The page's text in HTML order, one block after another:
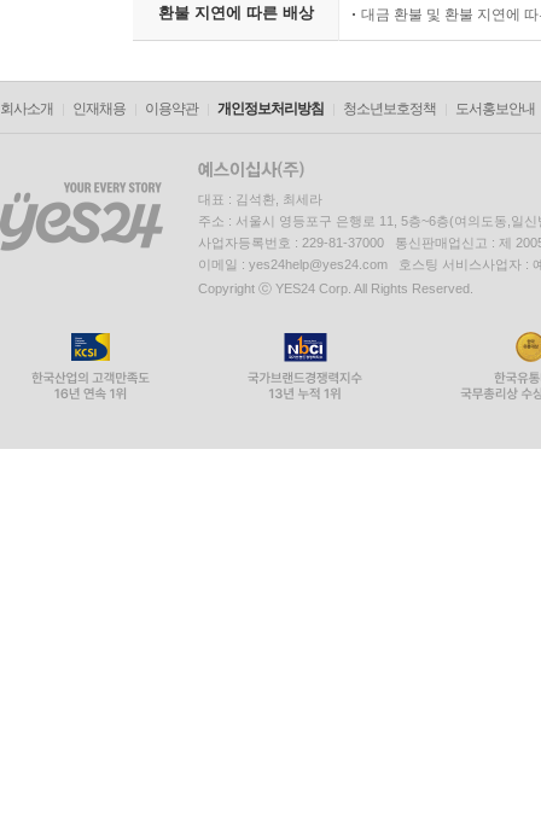
환불 지연에 따른 배상 대금 환불 및 환불 지연에
회사소개 인재채용 이용약관 개인정보처리방침 청소년보호정책 도서홍보안내
대표 : 김석환, 최세라
주소 : 서울시 영등포구 은행로 11, 5층~6층(여의도동,일신
사업자등록번호 : 229-81-37000 통신판매업신고 : 제
이메일 : yes24help@yes24.com 호스팅 서비스사업자 :
Copyright ⓒ YES24 Corp. All Rights Reserved.